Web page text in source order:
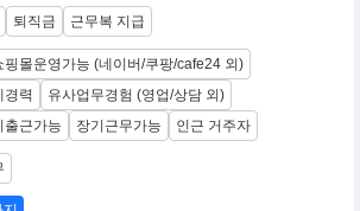
퇴직금 근무복 지급
핑몰운영가능 (네이버/쿠팡/cafe24 외)
경력
유사업무경험 (영업/상담 외)
출근가능
장기근무가능 인근 거주자